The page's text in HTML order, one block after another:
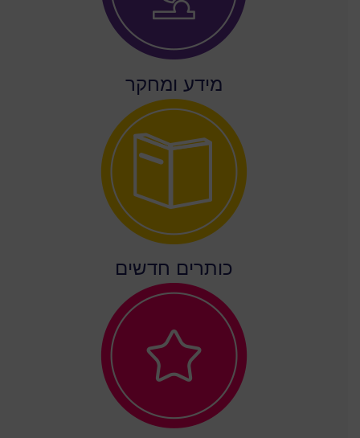
מידע ומחקר
כותרים חדשים